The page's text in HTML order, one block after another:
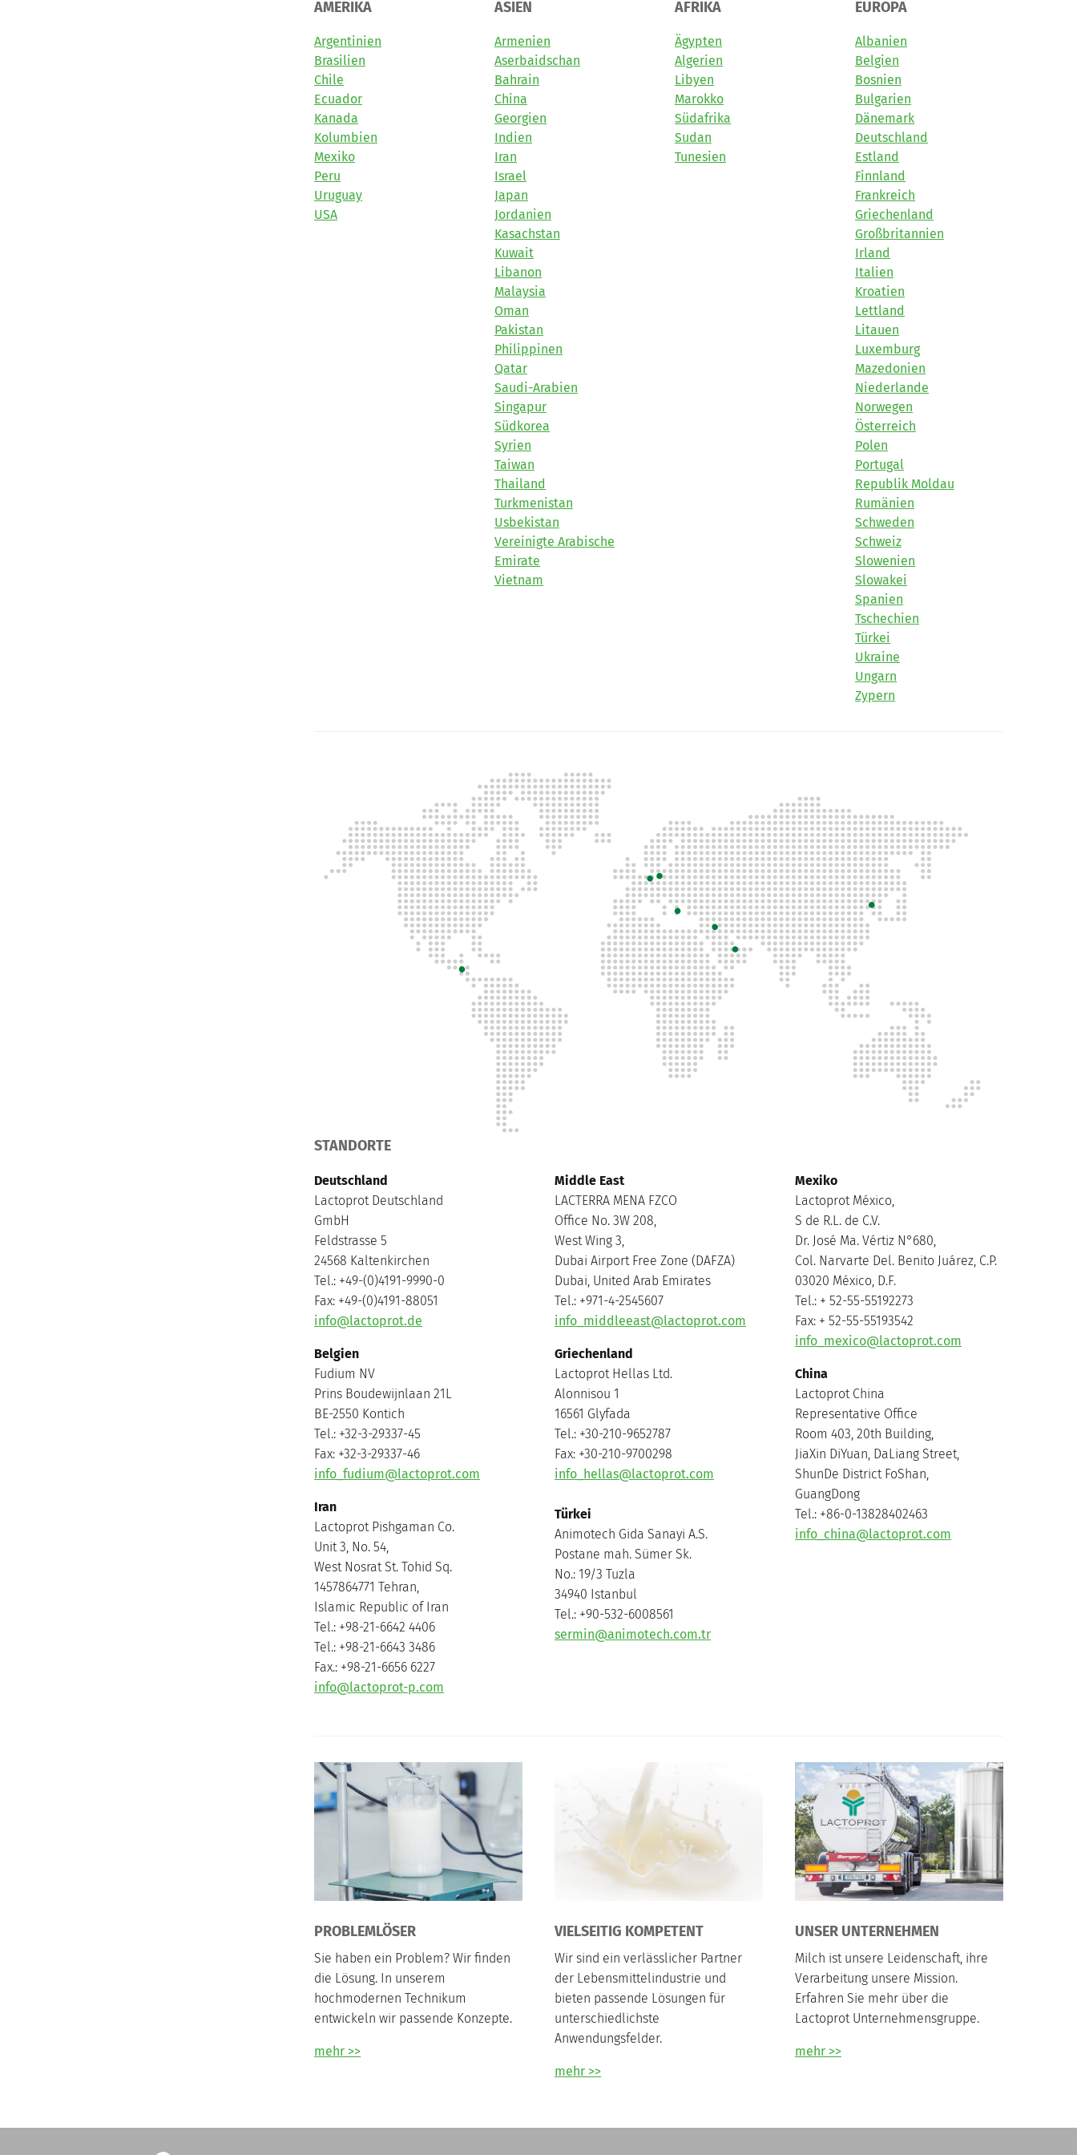
AMERIKA
Argentinien
Brasilien
Chile
Ecuador
Kanada
Kolumbien
Mexiko
Peru
Uruguay
USA
ASIEN
Armenien
Aserbaidschan
Bahrain
China
Georgien
Indien
Iran
Israel
Japan
Jordanien
Kasachstan
Kuwait
Libanon
Malaysia
Oman
Pakistan
Philippinen
Qatar
Saudi-Arabien
Singapur
Südkorea
Syrien
Taiwan
Thailand
Turkmenistan
Usbekistan
Vereinigte Arabische
Emirate
Vietnam
AFRIKA
Ägypten
Algerien
Libyen
Marokko
Südafrika
Sudan
Tunesien
EUROPA
Albanien
Belgien
Bosnien
Bulgarien
Dänemark
Deutschland
Estland
Finnland
Frankreich
Griechenland
Großbritannien
Irland
Italien
Kroatien
Lettland
Litauen
Luxemburg
Mazedonien
Niederlande
Norwegen
Österreich
Polen
Portugal
Republik Moldau
Rumänien
Schweden
Schweiz
Slowenien
Slowakei
Spanien
Tschechien
Türkei
Ukraine
Ungarn
Zypern
STANDORTE
Deutschland
Lactoprot Deutschland
GmbH
Feldstrasse 5
24568 Kaltenkirchen
Tel.: +49-(0)4191-9990-0
Fax: +49-(0)4191-88051
info@lactoprot.de
Belgien
Fudium NV
Prins Boudewijnlaan 21L
BE-2550 Kontich
Tel.: +32-3-29337-45
Fax: +32-3-29337-46
info_fudium@lactoprot.com
Iran
Lactoprot Pishgaman Co.
Unit 3, No. 54,
West Nosrat St. Tohid Sq.
1457864771 Tehran,
Islamic Republic of Iran
Tel.: +98-21-6642 4406
Tel.: +98-21-6643 3486
Fax.: +98-21-6656 6227
info@lactoprot-p.com
Middle East
LACTERRA MENA FZCO
Office No. 3W 208,
West Wing 3,
Dubai Airport Free Zone (DAFZA)
Dubai, United Arab Emirates
Tel.: +971-4-2545607
info_middleeast@lactoprot.com
Griechenland
Lactoprot Hellas Ltd.
Alonnisou 1
16561 Glyfada
Tel.: +30-210-9652787
Fax: +30-210-9700298
info_hellas@lactoprot.com
Türkei
Animotech Gida Sanayi A.S.
Postane mah. Sümer Sk.
No.: 19/3 Tuzla
34940 Istanbul
Tel.: +90-532-6008561
sermin@animotech.com.tr
Mexiko
Lactoprot México,
S de R.L. de C.V.
Dr. José Ma. Vértiz N°680,
Col. Narvarte Del. Benito Juárez, C.P.
03020 México, D.F.
Tel.: + 52-55-55192273
Fax: + 52-55-55193542
info_mexico@lactoprot.com
China
Lactoprot China
Representative Office
Room 403, 20th Building,
JiaXin DiYuan, DaLiang Street,
ShunDe District FoShan,
GuangDong
Tel.: +86-0-13828402463
info_china@lactoprot.com
PROBLEMLÖSER
Sie haben ein Problem? Wir finden
die Lösung. In unserem
hochmodernen Technikum
entwickeln wir passende Konzepte.
mehr >>
VIELSEITIG KOMPETENT
Wir sind ein verlässlicher Partner
der Lebensmittelindustrie und
bieten passende Lösungen für
unterschiedlichste
Anwendungsfelder.
mehr >>
UNSER UNTERNEHMEN
Milch ist unsere Leidenschaft, ihre
Verarbeitung unsere Mission.
Erfahren Sie mehr über die
Lactoprot Unternehmensgruppe.
mehr >>